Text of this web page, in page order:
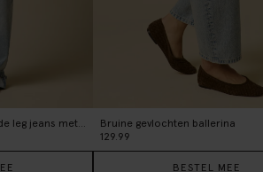
Bruine gevlochten ballerina
129.99
BESTEL MEE